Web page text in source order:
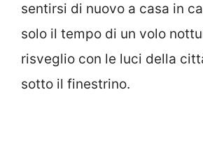
sentirsi di nuovo a casa in
solo il tempo di un volo
risveglio con le luci della
sotto il finestrino.